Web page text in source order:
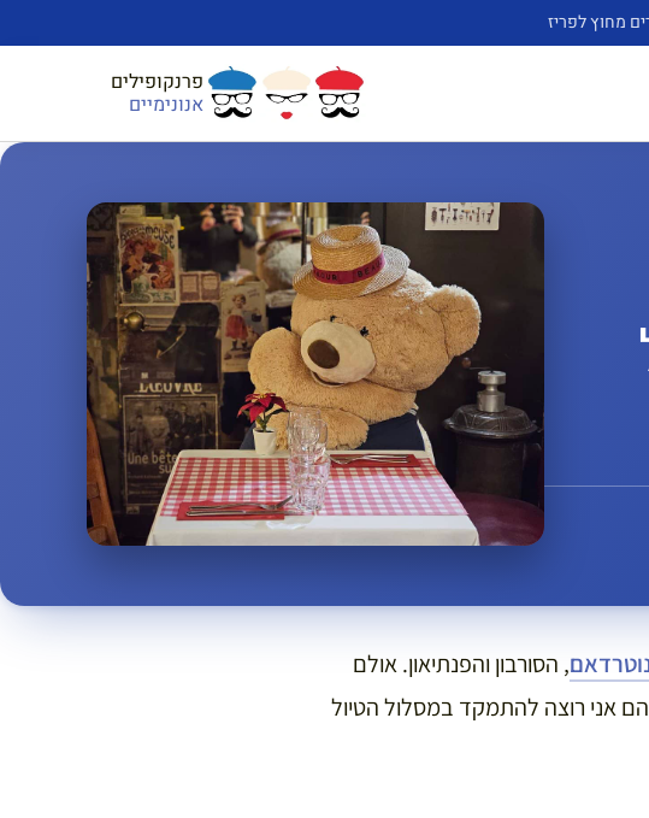
מחוץ לפריז
פרנקופילים
אנונימיים
, הסורבון והפנתיאון. אולם
אני רוצה להתמקד במסלול הטיול